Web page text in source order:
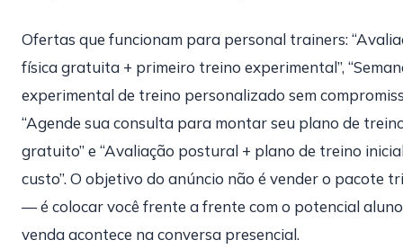
Ofertas que funcionam para personal trainers:
física gratuita + primeiro treino experimental”,
experimental de treino personalizado sem
“Agende sua consulta para montar seu plano de
gratuito” e “Avaliação postural + plano de treino
custo”. O objetivo do anúncio não é vender o pacote
— é colocar você frente a frente com o potencial
venda acontece na conversa presencial.